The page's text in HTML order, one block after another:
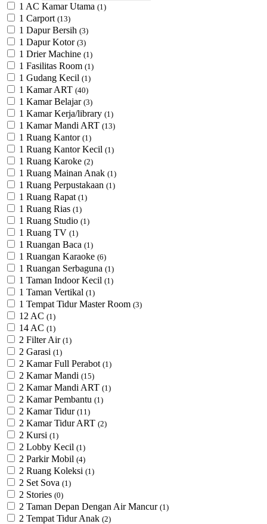
1 AC Kamar Utama (1)
1 Carport (13)
1 Dapur Bersih (3)
1 Dapur Kotor (3)
1 Drier Machine (1)
1 Fasilitas Room (1)
1 Gudang Kecil (1)
1 Kamar ART (40)
1 Kamar Belajar (3)
1 Kamar Kerja/library (1)
1 Kamar Mandi ART (13)
1 Ruang Kantor (1)
1 Ruang Kantor Kecil (1)
1 Ruang Karoke (2)
1 Ruang Mainan Anak (1)
1 Ruang Perpustakaan (1)
1 Ruang Rapat (1)
1 Ruang Rias (1)
1 Ruang Studio (1)
1 Ruang TV (1)
1 Ruangan Baca (1)
1 Ruangan Karaoke (6)
1 Ruangan Serbaguna (1)
1 Taman Indoor Kecil (1)
1 Taman Vertikal (1)
1 Tempat Tidur Master Room (3)
12 AC (1)
14 AC (1)
2 Filter Air (1)
2 Garasi (1)
2 Kamar Full Perabot (1)
2 Kamar Mandi (15)
2 Kamar Mandi ART (1)
2 Kamar Pembantu (1)
2 Kamar Tidur (11)
2 Kamar Tidur ART (2)
2 Kursi (1)
2 Lobby Kecil (1)
2 Parkir Mobil (4)
2 Ruang Koleksi (1)
2 Set Sova (1)
2 Stories (0)
2 Taman Depan Dengan Air Mancur (1)
2 Tempat Tidur Anak (2)